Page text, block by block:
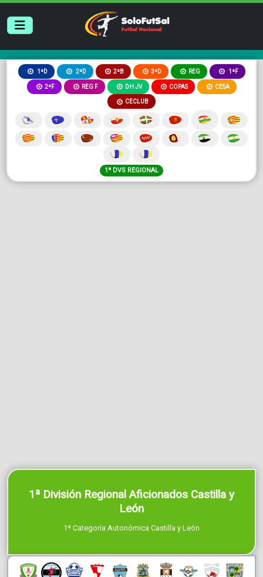
1ªD 2ªD 2ªB 3ªD REG 1ªF
2ªF REG F DH JV COPAS CESA
CECLUB
1ª DVS REGIONAL
1ª División Regional Aficionados Castilla y
León
1ª Categoría Autonómica Castilla y León